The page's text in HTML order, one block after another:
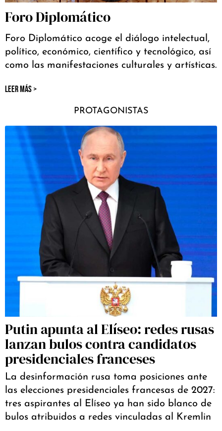
Foro Diplomático
Foro Diplomático acoge el diálogo intelectual,
político, económico, científico y tecnológico, así
como las manifestaciones culturales y artísticas.
LEER MÁS >
PROTAGONISTAS
Putin apunta al Elíseo: redes rusas
lanzan bulos contra candidatos
presidenciales franceses
La desinformación rusa toma posiciones ante
las elecciones presidenciales francesas de 2027:
tres aspirantes al Elíseo ya han sido blanco de
bulos atribuidos a redes vinculadas al Kremlin